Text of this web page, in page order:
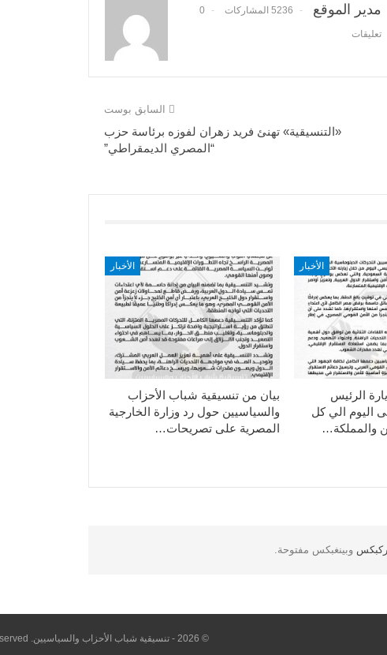
مدير الموقع 5236 المشاركات 0
تعليقات
السابق بوست
«التنسيقية» تهنئ فريد زهران لفوزه برئاسة حزب
“المصري الديمقراطي”
الأخبار
بيان من تنسيقية شباب الأحزاب
والسياسيين حول رد وزارة الخارجية
المصرية على تصريحات…
الأخبار
الرئيس
اليوم الي كل
والمملكة…
وبينغبكس مفتوحة.
© 2026 - تنسيقية شباب الأحزاب والسياسيين. All Rights Reserved.